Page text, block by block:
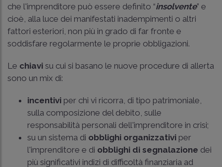
che l'imprenditore può essere definito “insolvente” e
cioè, alla luce dei manifestati inadempimenti o altri
fattori esteriori, non più in grado di far fronte e
soddisfare regolarmente le proprie obbligazioni.
Le chiavi su cui si basano le nuove procedure di allerta
sono un mix di:
incentivi per chi vi ricorra, di tipo patrimoniale,
sulla composizione del debito, sulle
responsabilità personali dell'imprenditore in crisi;
su un sistema di obblighi organizzativi per
l'imprenditore e di obblighi di segnalazione dei
più significativi indizi di difficoltà finanziaria ad